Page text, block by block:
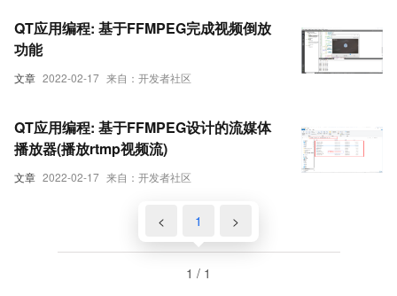
文章 2022-02-17 来自：开发者社区
QT应用编程: 基于FFMPEG完成视频倒放
功能
文章 2022-02-17 来自：开发者社区
QT应用编程: 基于FFMPEG设计的流媒体
播放器(播放rtmp视频流)
< 1 >
1 / 1